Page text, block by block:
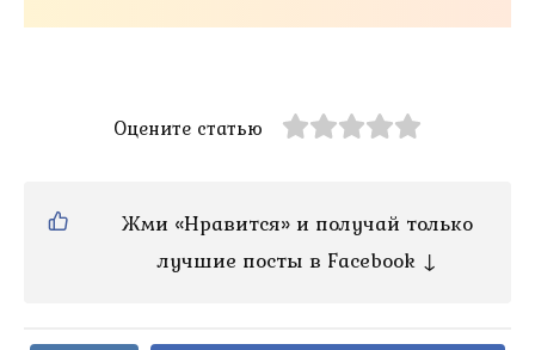
Оцените статью
Жми «Нравится» и получай только
лучшие посты в Facebook ↓